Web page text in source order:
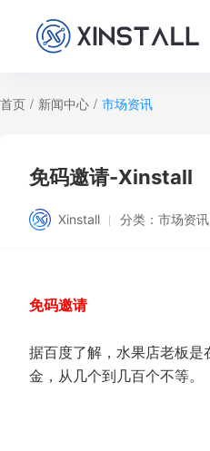
首页 / 新闻中心 / 市场资讯
免码邀请-Xinstall
Xinstall 分类： 市场资讯
免码邀请
据百度了解，水果店老板
金，从几个到几百个不等。